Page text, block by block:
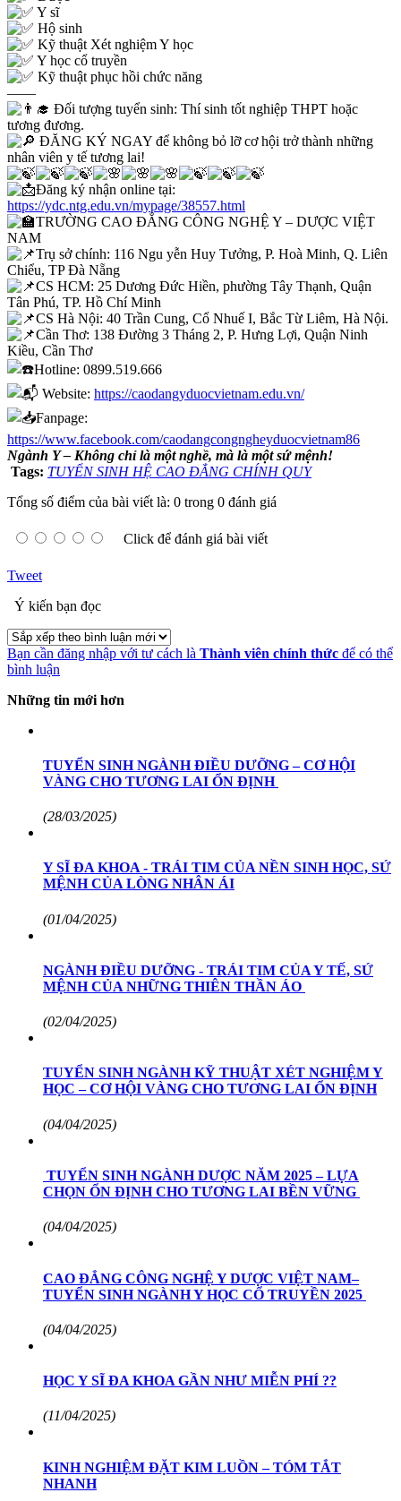
Y sĩ
Hộ sinh
Kỹ thuật Xét nghiệm Y học
Y học cổ truyền
Kỹ thuật phục hồi chức năng
——
Đối tượng tuyển sinh: Thí sinh tốt nghiệp THPT hoặc
tương đương.
ĐĂNG KÝ NGAY để không bỏ lỡ cơ hội trở thành những
nhân viên y tế tương lai!
Đăng ký nhận online tại:
https://ydc.ntg.edu.vn/mypage/38557.html
TRƯỜNG CAO ĐẲNG CÔNG NGHỆ Y – DƯỢC VIỆT
NAM
Trụ sở chính: 116 Ngu yễn Huy Tưởng, P. Hoà Minh, Q. Liên
Chiểu, TP Đà Nẵng
CS HCM: 25 Dương Đức Hiền, phường Tây Thạnh, Quận
Tân Phú, TP. Hồ Chí Minh
CS Hà Nội: 40 Trần Cung, Cổ Nhuế I, Bắc Từ Liêm, Hà Nội.
Cần Thơ: 138 Đường 3 Tháng 2, P. Hưng Lợi, Quận Ninh
Kiều, Cần Thơ
Hotline: 0899.519.666
Website: https://caodangyduocvietnam.edu.vn/
Fanpage:
https://www.facebook.com/caodangcongngheyduocvietnam86
Ngành Y – Không chỉ là một nghề, mà là một sứ mệnh!
Tags: TUYỂN SINH HỆ CAO ĐẲNG CHÍNH QUY
Tổng số điểm của bài viết là: 0 trong 0 đánh giá
Click để đánh giá bài viết
Tweet
Ý kiến bạn đọc
Bạn cần đăng nhập với tư cách là Thành viên chính thức để có thể
bình luận
Những tin mới hơn
TUYỂN SINH NGÀNH ĐIỀU DƯỠNG – CƠ HỘI
VÀNG CHO TƯƠNG LAI ỔN ĐỊNH
(28/03/2025)
Y SĨ ĐA KHOA - TRÁI TIM CỦA NỀN SINH HỌC, SỨ
MỆNH CỦA LÒNG NHÂN ÁI
(01/04/2025)
NGÀNH ĐIỀU DƯỠNG - TRÁI TIM CỦA Y TẾ, SỨ
MỆNH CỦA NHỮNG THIÊN THẦN ÁO
(02/04/2025)
TUYỂN SINH NGÀNH KỸ THUẬT XÉT NGHIỆM Y
HỌC – CƠ HỘI VÀNG CHO TƯƠNG LAI ỔN ĐỊNH
(04/04/2025)
TUYỂN SINH NGÀNH DƯỢC NĂM 2025 – LỰA
CHỌN ỔN ĐỊNH CHO TƯƠNG LAI BỀN VỮNG
(04/04/2025)
CAO ĐẲNG CÔNG NGHỆ Y DƯỢC VIỆT NAM–
TUYỂN SINH NGÀNH Y HỌC CỔ TRUYỀN 2025
(04/04/2025)
HỌC Y SĨ ĐA KHOA GẦN NHƯ MIỄN PHÍ ??
(11/04/2025)
KINH NGHIỆM ĐẶT KIM LUỒN – TÓM TẮT
NHANH